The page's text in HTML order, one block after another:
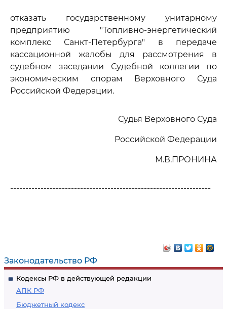
Законодательство РФ
Кодексы РФ в действующей редакции
АПК РФ
Бюджетный кодекс
отказать государственному унитарному
предприятию "Топливно-энергетический
комплекс Санкт-Петербурга" в передаче
кассационной жалобы для рассмотрения в
судебном заседании Судебной коллегии по
экономическим спорам Верховного Суда
Российской Федерации.
Судья Верховного Суда
Российской Федерации
М.В.ПРОНИНА
------------------------------------------------------------------